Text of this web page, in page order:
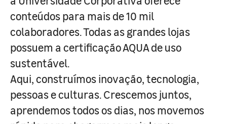
conteúdos para mais de 10 mil
colaboradores. Todas as grandes lojas
possuem a certificação AQUA de uso
sustentável.
Aqui, construímos inovação, tecnologia,
pessoas e culturas. Crescemos juntos,
aprendemos todos os dias, nos movemos